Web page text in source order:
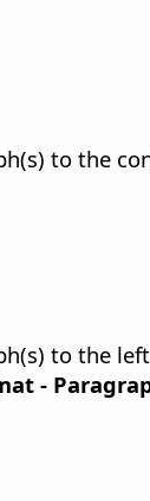
to the
to the
-